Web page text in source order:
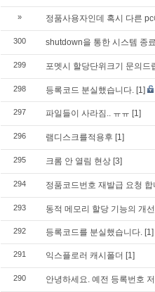
» 정품사용자인데 혹시 다른
300 shutdown을 통한 시스템 종
299 포멧시 할당단위크기 문의드
298 등록코드 분실했습니다. [1]
297 파일들이 사라짐.. ㅠㅠ [1]
296 램디스크를적용후 [1]
295 크롬 안 열림 현상 [3]
294 정품코드번호 재발급 요청 합
293 동적 메모리 할당 기능의 개
292 등록코드를 분실했습니다. [1]
291 익스플로러 캐시폴더 [1]
290 안녕하세요. 예전 등록번호